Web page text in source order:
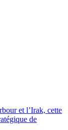
et l’Irak, cette
de